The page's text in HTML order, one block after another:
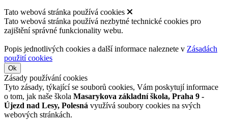
Tato webová stránka používá cookies
Tato webová stránka používá nezbytné technické cookies pro
zajištění správné funkcionality webu.
Popis jednotlivých cookies a další informace naleznete v Zásadách
použití cookies
Ok
Zásady používání cookies
Tyto zásady, týkající se souborů cookies, Vám poskytují informace
o tom, jak naše škola Masarykova základní škola, Praha 9 -
Újezd nad Lesy, Polesná využívá soubory cookies na svých
webových stránkách.